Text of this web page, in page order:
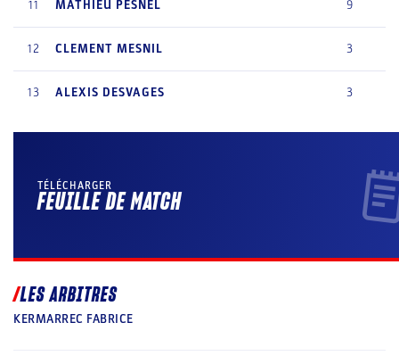
11 MATHIEU PESNEL 9
12 CLEMENT MESNIL 3
13 ALEXIS DESVAGES 3
TÉLÉCHARGER
FEUILLE DE MATCH
LES ARBITRES
KERMARREC FABRICE